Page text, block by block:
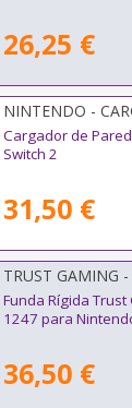
26,25 €
NINTENDO -
Cargador de
Switch 2
31,50 €
TRUST GAMING
Funda Rígida Trust
1247 para
36,50 €